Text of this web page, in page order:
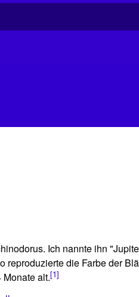
Ich nannte ihn
die Farbe der
alt.[1]